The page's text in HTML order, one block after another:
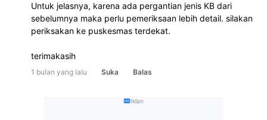
Untuk jelasnya, karena ada pergantian jenis KB dari
sebelumnya maka perlu pemeriksaan lebih detail. silakan
periksakan ke puskesmas terdekat.
terimakasih
1 bulan yang lalu Suka Balas
Iklan